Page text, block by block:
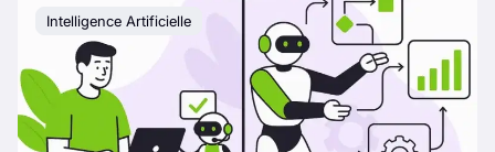
Intelligence Artificielle